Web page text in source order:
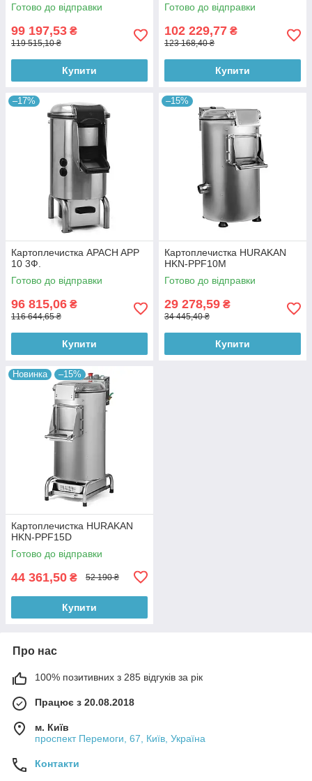
Готово до відправки
99 197,53 ₴
119 515,10 ₴
Купити
Готово до відправки
102 229,77 ₴
123 168,40 ₴
Купити
–17%
Картоплечистка APACH APP
10 3Ф.
Готово до відправки
96 815,06 ₴
116 644,65 ₴
Купити
–15%
Картоплечистка HURAKAN
HKN-PPF10M
Готово до відправки
29 278,59 ₴
34 445,40 ₴
Купити
Новинка –15%
Картоплечистка HURAKAN
HKN-PPF15D
Готово до відправки
44 361,50 ₴ 52 190 ₴
Купити
Про нас
100% позитивних з 285 відгуків за рік
Працює з 20.08.2018
м. Київ
проспект Перемоги, 67, Київ, Україна
Контакти